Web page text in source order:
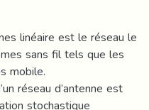
linéaire est le réseau le
sans fil tels que les
mobile.
réseau d’antenne est
stochastique